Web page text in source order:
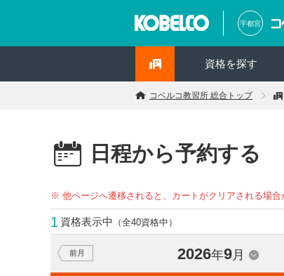
宇都宮
資格を探す
コベルコ教習所 総合トップ
日程から予約する
※ 他ページへ遷移されると、カートがクリアされる場合
1 資格表示中 （全40資格中）
前月 2026年9月